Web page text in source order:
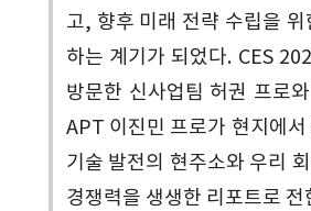
고, 향후 미래 전략 수립을 위
하는 계기가 되었다. CES
방문한 신사업팀 허권 프로
APT 이진민 프로가 현지에서
기술 발전의 현주소와 우리
경쟁력을 생생한 리포트로 전